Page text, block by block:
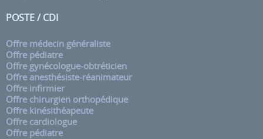
POSTE / CDI
Offre médecin généraliste
Offre pédiatre
Offre gynécologue-obtréticien
Offre anesthésiste-réanimateur
Offre infirmier
Offre chirurgien orthopédique
Offre kinésithéapeute
Offre cardiologue
Offre pédiatre